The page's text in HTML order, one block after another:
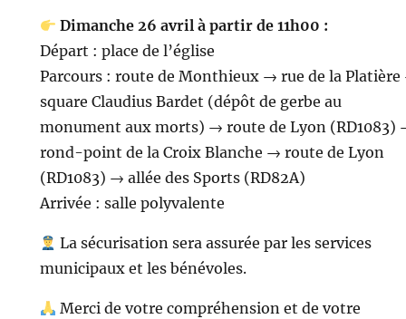
Dimanche 26 avril à partir de 11h00 :
Départ : place de l’église
Parcours : route de Monthieux → rue de la
square Claudius Bardet (dépôt de gerbe au
monument aux morts) → route de Lyon (RD1083)
rond-point de la Croix Blanche → route de Lyon
(RD1083) → allée des Sports (RD82A)
Arrivée : salle polyvalente
La sécurisation sera assurée par les services
municipaux et les bénévoles.
Merci de votre compréhension et de votre